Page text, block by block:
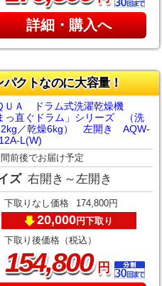
詳細・購入へ
クトなのに大容量！
ＵＡ ドラム式洗濯乾燥機
っ直ぐドラム」シリーズ （洗
／乾燥6kg） 左開き AQW-
L(W)
前後でお届け予定
ズ 右開き～左開き
下取りなし価格 174,800円
20,000円下取り
下取り後価格（税込）
154,800円